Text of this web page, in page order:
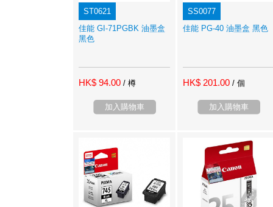
ST0621
佳能 GI-71PGBK 油墨盒
黑色
HK$ 94.00 / 樽
加入購物車
SS0077
佳能 PG-40 油墨盒 黑色
HK$ 201.00 / 個
加入購物車